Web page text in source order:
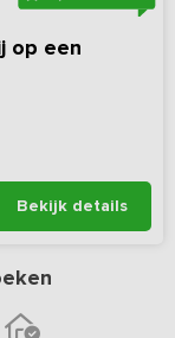
op een
Bekijk details